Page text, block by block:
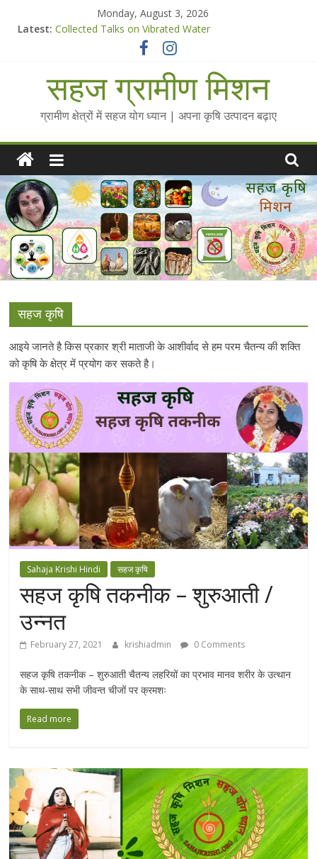
Monday, August 3, 2026
Latest: Collected Talks on Vibrated Water
सहज कृषि प्रचार-प्रसार किट
Standee Designs @ 2025 for Sahaj Krishi Promotions
Chalo Gaon Ki Or Abhiyaan - 2025-26
सहज ग्रामीण मिशन
ग्रामीण क्षेत्रों में सहज योग ध्यान | अपना कृषि उत्पादन बढ़ाए
सहज कृषि
आइये जानते है किस प्रकार श्री माताजी के आशीर्वाद से हम परम चैतन्य की शक्ति
को कृषि के क्षेत्र में प्रयोग कर सकते है।
Sahaja Krishi Hindi सहज कृषि
सहज कृषि तकनीक – शुरुआती /
उन्नत
February 27, 2021 krishiadmin 0 Comments
सहज कृषि तकनीक – शुरुआती चैतन्य लहरियों का प्रभाव मानव शरीर के उत्थान
के साथ-साथ सभी जीवन्त चीजों पर क्रमशः
Read more